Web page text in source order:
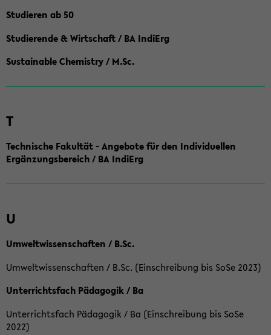
Studieren ab 50
Studierende & Wirtschaft / BA IndiErg
Sustainable Chemistry / M.Sc.
T
Technische Fakultät - Angebote für den Individuellen
Ergänzungsbereich / BA IndiErg
U
Umweltwissenschaften / B.Sc.
Umweltwissenschaften / B.Sc. (Einschreibung bis SoSe 2023)
Unterrichtsfach Pädagogik / Ba
Unterrichtsfach Pädagogik / Ba (Einschreibung bis SoSe
2022)